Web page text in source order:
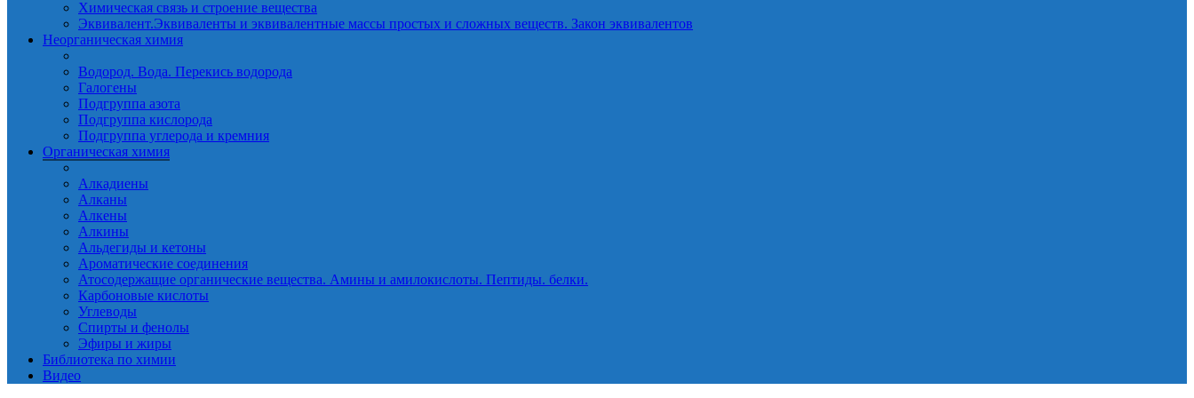
Химическая связь и строение вещества
Эквивалент.Эквиваленты и эквивалентные массы простых и сложных веществ. Закон эквивалентов
Неорганическая химия
Водород. Вода. Перекись водорода
Галогены
Подгруппа азота
Подгруппа кислорода
Подгруппа углерода и кремния
Органическая химия
Алкадиены
Алканы
Алкены
Алкины
Альдегиды и кетоны
Ароматические соединения
Атосодержащие органические вещества. Амины и амилокислоты. Пептиды. белки.
Карбоновые кислоты
Углеводы
Спирты и фенолы
Эфиры и жиры
Библиотека по химии
Видео